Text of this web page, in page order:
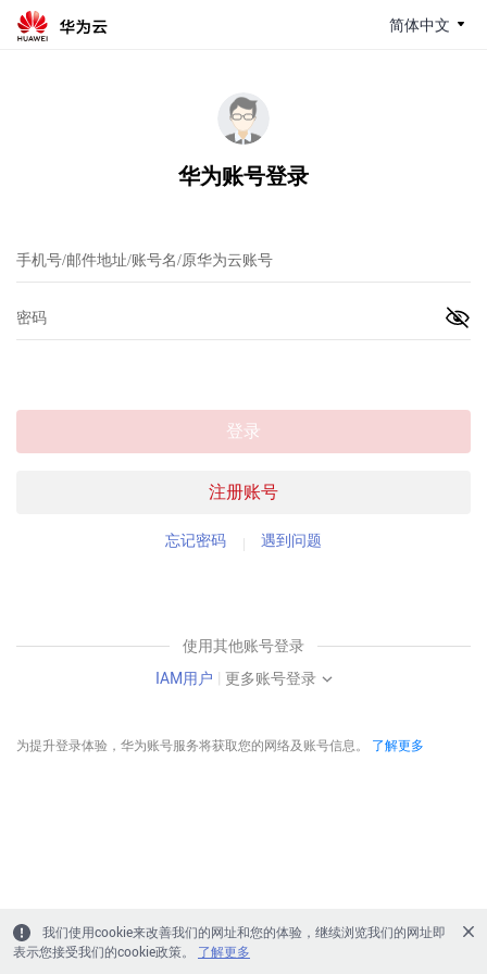
简体中文
华为账号登录
注册账号
登录
忘记密码 遇到问题
使用其他账号登录
IAM用户 | 更多账号登录
为提升登录体验，华为账号服务将获取您的网络及账号信息。 了解更多
我们使用cookie来改善我们的网址和您的体验，继续浏览我们的网址即
表示您接受我们的cookie政策。
了解更多